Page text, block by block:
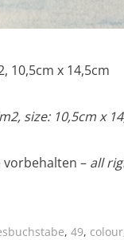
10,5cm x 14,5cm
size: 10,5cm x
vorbehalten – all
, 49, colour